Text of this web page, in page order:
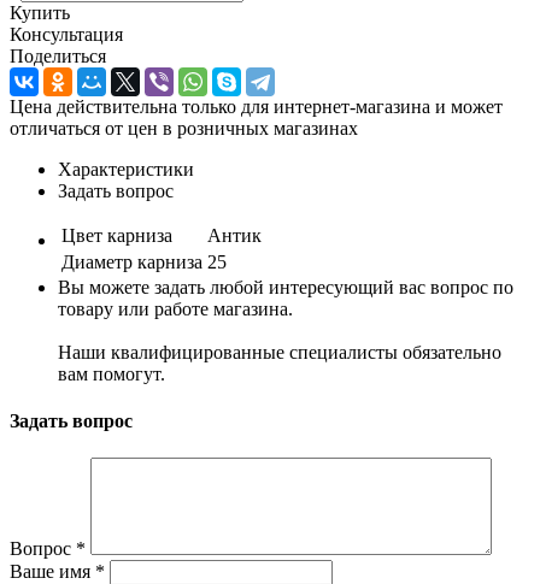
Купить
Консультация
Поделиться
Цена действительна только для интернет-магазина и может
отличаться от цен в розничных магазинах
Характеристики
Задать вопрос
Цвет карниза
Антик
Диаметр карниза 25
Вы можете задать любой интересующий вас вопрос по
товару или работе магазина.
Наши квалифицированные специалисты обязательно
вам помогут.
Задать вопрос
Вопрос *
Ваше имя *